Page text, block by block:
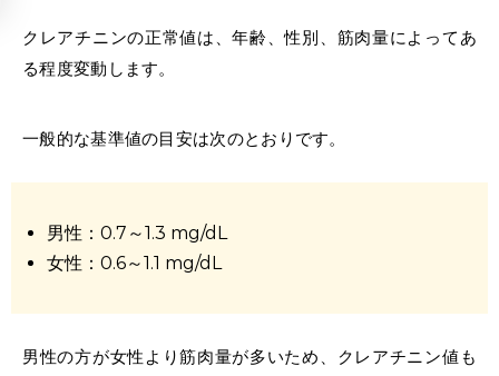
クレアチニンの正常値は、年齢、性別、筋肉量によってあ
る程度変動します。
一般的な基準値の目安は次のとおりです。
男性：0.7～1.3 mg/dL
女性：0.6～1.1 mg/dL
男性の方が女性より筋肉量が多いため、クレアチニン値も